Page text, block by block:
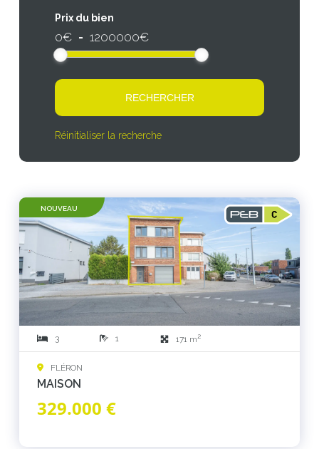
Prix du bien
0€ - 1200000€
Réinitialiser la recherche
NOUVEAU
3 1 171 m2
FLÉRON
MAISON
329.000 €